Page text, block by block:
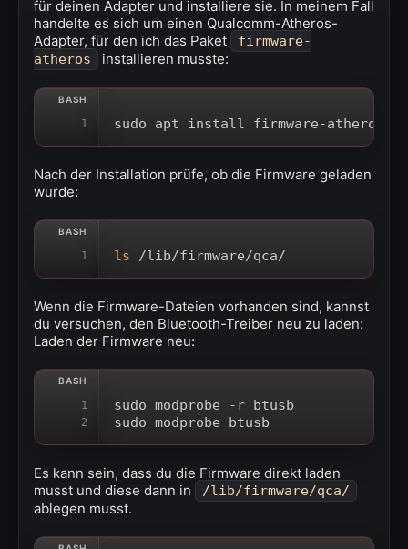
für deinen Adapter und installiere sie. In meinem Fall
handelte es sich um einen Qualcomm-Atheros-
Adapter, für den ich das Paket
firmware-
atheros
installieren musste:
1 sudo apt install firmware-atheros
Nach der Installation prüfe, ob die Firmware geladen
wurde:
1 ls /lib/firmware/qca/
Wenn die Firmware-Dateien vorhanden sind, kannst
du versuchen, den Bluetooth-Treiber neu zu laden:
Laden der Firmware neu:
1
2
sudo modprobe -r btusb
sudo modprobe btusb
Es kann sein, dass du die Firmware direkt laden
musst und diese dann in
/lib/firmware/qca/
ablegen musst.